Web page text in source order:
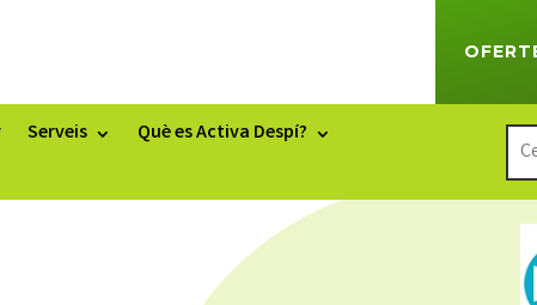
Serveis
Què es Activa Despí?